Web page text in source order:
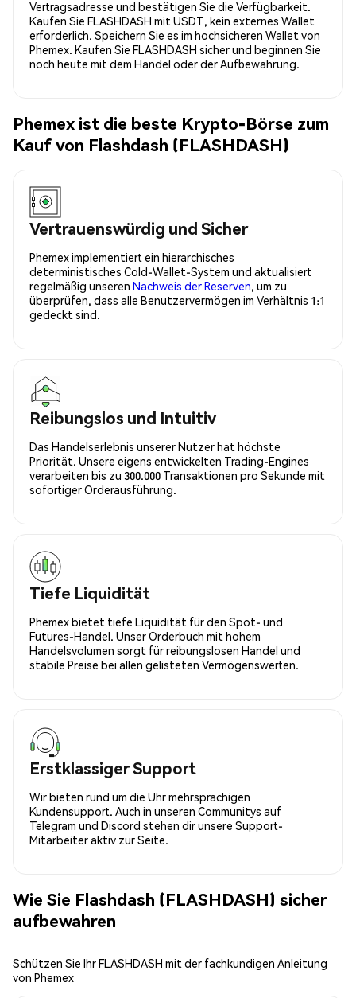
Vertragsadresse und bestätigen Sie die Verfügbarkeit.
Kaufen Sie FLASHDASH mit USDT, kein externes Wallet
erforderlich. Speichern Sie es im hochsicheren Wallet von
Phemex. Kaufen Sie FLASHDASH sicher und beginnen Sie
noch heute mit dem Handel oder der Aufbewahrung.
Phemex ist die beste Krypto-Börse zum
Kauf von Flashdash (FLASHDASH)
Vertrauenswürdig und Sicher
Phemex implementiert ein hierarchisches
deterministisches Cold-Wallet-System und aktualisiert
regelmäßig unseren Nachweis der Reserven , um zu
überprüfen, dass alle Benutzervermögen im Verhältnis 1:1
gedeckt sind.
Reibungslos und Intuitiv
Das Handelserlebnis unserer Nutzer hat höchste
Priorität. Unsere eigens entwickelten Trading-Engines
verarbeiten bis zu 300.000 Transaktionen pro Sekunde mit
sofortiger Orderausführung.
Tiefe Liquidität
Phemex bietet tiefe Liquidität für den Spot- und
Futures-Handel. Unser Orderbuch mit hohem
Handelsvolumen sorgt für reibungslosen Handel und
stabile Preise bei allen gelisteten Vermögenswerten.
Erstklassiger Support
Wir bieten rund um die Uhr mehrsprachigen
Kundensupport. Auch in unseren Communitys auf
Telegram und Discord stehen dir unsere Support-
Mitarbeiter aktiv zur Seite.
Wie Sie Flashdash (FLASHDASH) sicher
aufbewahren
Schützen Sie Ihr FLASHDASH mit der fachkundigen Anleitung
von Phemex